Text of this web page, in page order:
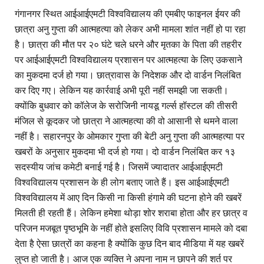
गंगानगर स्थित आईआईएमटी विश्वविद्यालय की एमबीए फाइनल ईयर की
छात्रा अनु गुप्ता की आत्महत्या को लेकर अभी मामला शांत नहीं हो पा रहा
है। छात्रा की मौत पर २० घंटे चले धरने और मृतका के पिता की तहरीर
पर आईआईएमटी विश्वविद्यालय प्रशासन पर आत्महत्या के लिए उकसाने
का मुकदमा दर्ज हो गया। छात्रावास के निदेशक और दो वार्डन निलंबित
कर दिए गए। लेकिन यह कार्रवाई अभी पूरी नहीं समझी जा सकती।
क्योंकि बुधवार को कॉलेज के सरोजिनी नायडू गर्ल्स हॉस्टल की तीसरी
मंजिल से कूदकर जो छात्रा ने आत्महत्या की वो आसानी से थमने वाला
नहीं है। सहारनपुर के ओमकार गुप्ता की बेटी अनु गुप्ता की आत्महत्या पर
खबरों के अनुसार मुकदमा भी दर्ज हो गया। दो वार्डन निलंबित कर १३
सदस्यीय जांच कमेटी बनाई गई है। जिसमें ज्यादातर आईआईएमटी
विश्वविद्यालय प्रशासन के ही लोग बताए जाते हैं। इस आईआईएमटी
विश्वविद्यालय में आए दिन किसी ना किसी हंगामे की घटना होने की खबरें
मिलती ही रहती हैं। लेकिन हमेशा थोड़ा शोर शराबा होता और हर छात्र व
परिजन मजबूत पृष्ठभूमि के नहीं होते इसलिए विवि प्रशासन मामले को दबा
देता है ऐसा छात्रों का कहना है क्योंकि कुछ दिन बाद मीडिया में यह खबरें
लुप्त हो जाती है। आज एक व्यक्ति ने अपना नाम न छापने की शर्त पर